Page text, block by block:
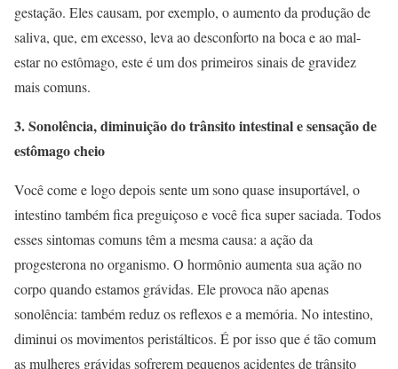
gestação. Eles causam, por exemplo, o aumento da produção de
saliva, que, em excesso, leva ao desconforto na boca e ao mal-
estar no estômago, este é um dos primeiros sinais de gravidez
mais comuns.
3. Sonolência, diminuição do trânsito intestinal e sensação de
estômago cheio
Você come e logo depois sente um sono quase insuportável, o
intestino também fica preguiçoso e você fica super saciada. Todos
esses sintomas comuns têm a mesma causa: a ação da
progesterona no organismo. O hormônio aumenta sua ação no
corpo quando estamos grávidas. Ele provoca não apenas
sonolência: também reduz os reflexos e a memória. No intestino,
diminui os movimentos peristálticos. É por isso que é tão comum
as mulheres grávidas sofrerem pequenos acidentes de trânsito